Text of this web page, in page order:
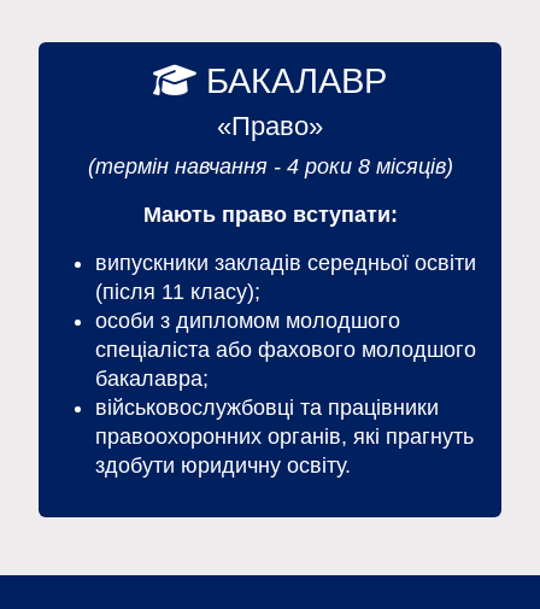
БАКАЛАВР
«Право»
(термін навчання - 4 роки 8 місяців)
Мають право вступати:
випускники закладів середньої освіти
(після 11 класу);
особи з дипломом молодшого
спеціаліста або фахового молодшого
бакалавра;
військовослужбовці та працівники
правоохоронних органів, які прагнуть
здобути юридичну освіту.